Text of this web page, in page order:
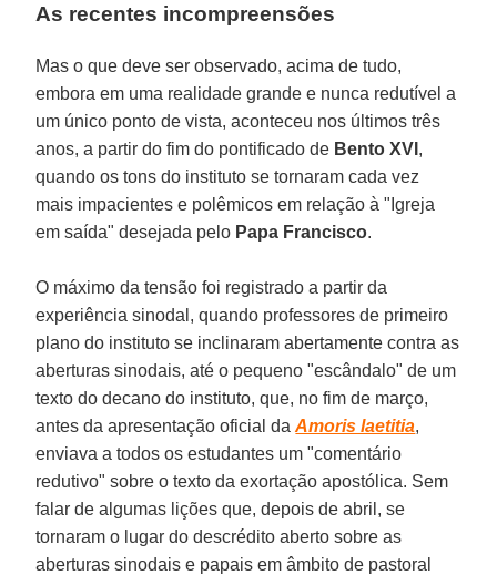
As recentes incompreensões
Mas o que deve ser observado, acima de tudo,
embora em uma realidade grande e nunca redutível a
um único ponto de vista, aconteceu nos últimos três
anos, a partir do fim do pontificado de Bento XVI ,
quando os tons do instituto se tornaram cada vez
mais impacientes e polêmicos em relação à "Igreja
em saída" desejada pelo Papa Francisco.
O máximo da tensão foi registrado a partir da
experiência sinodal, quando professores de primeiro
plano do instituto se inclinaram abertamente contra as
aberturas sinodais, até o pequeno "escândalo" de um
texto do decano do instituto, que, no fim de março,
antes da apresentação oficial daAmoris laetitia,
enviava a todos os estudantes um "comentário
redutivo" sobre o texto da exortação apostólica. Sem
falar de algumas lições que, depois de abril, se
tornaram o lugar do descrédito aberto sobre as
aberturas sinodais e papais em âmbito de pastoral